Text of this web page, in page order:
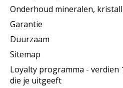
Onderhoud mineralen,
Garantie
Duurzaam
Sitemap
Loyalty programma - verdien
die je uitgeeft